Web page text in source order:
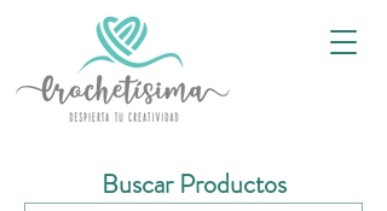
Buscar Productos